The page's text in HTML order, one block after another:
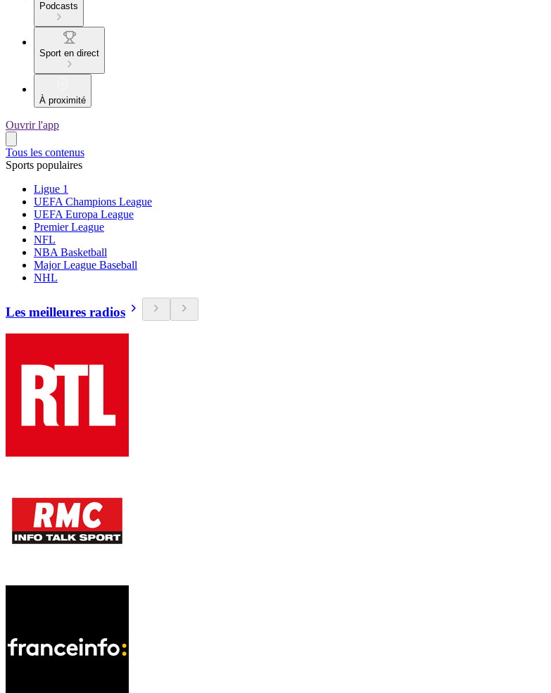
Podcasts
Sport en direct
À proximité
Ouvrir l'app
Tous les contenus
Sports populaires
Ligue 1
UEFA Champions League
UEFA Europa League
Premier League
NFL
NBA Basketball
Major League Baseball
NHL
Les meilleures radios